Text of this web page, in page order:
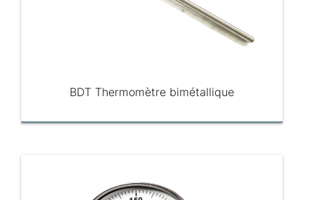
BDT Thermomètre bimétallique